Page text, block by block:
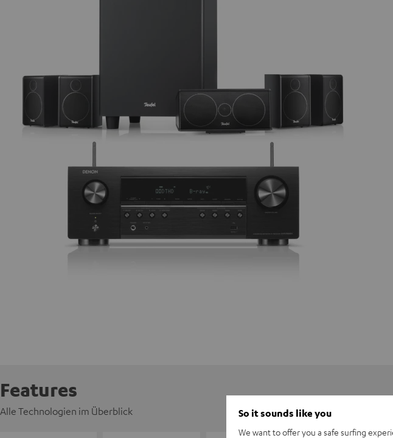
Features
Alle Technologien im Überblick So it sounds like you
We want to offer you a safe surfing